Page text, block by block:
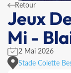
Retour
Jeux
Mi -
2 Mai 2026
Stade Colette